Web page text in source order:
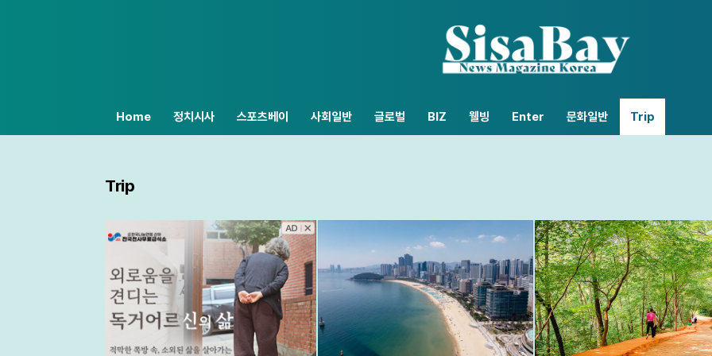
Home 정치시사 스포츠베이 사회일반 글로벌 BIZ 웰빙 Enter 문화일반 Trip
Trip